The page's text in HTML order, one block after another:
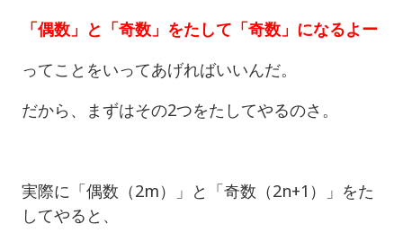
「偶数」と「奇数」をたして「奇数」になるよー
ってことをいってあげればいいんだ。
だから、まずはその2つをたしてやるのさ。
実際に「偶数（2m）」と「奇数（2n+1）」をた
してやると、